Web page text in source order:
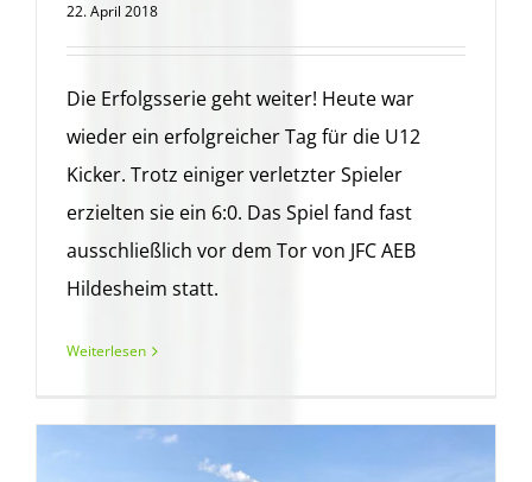
22. April 2018
Die Erfolgsserie geht weiter! Heute war
wieder ein erfolgreicher Tag für die U12
Kicker. Trotz einiger verletzter Spieler
erzielten sie ein 6:0. Das Spiel fand fast
ausschließlich vor dem Tor von JFC AEB
Hildesheim statt.
Weiterlesen